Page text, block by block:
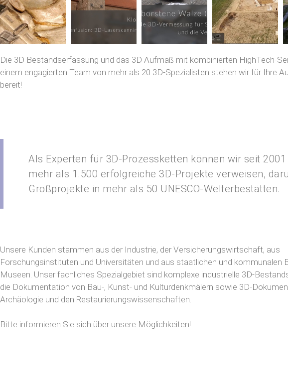
Die 3D Bestandserfassung und das 3D Aufmaß mit kombinierten HighTech-
einem engagierten Team von mehr als 20 3D-Spezialisten stehen wir für Ihre
bereit!
Als Experten für 3D-Prozessketten können wir seit
mehr als 1.500 erfolgreiche 3D-Projekte verweisen,
Großprojekte in mehr als 50 UNESCO-Welterbestätten.
Unsere Kunden stammen aus der Industrie, der Versicherungswirtschaft, aus
Forschungsinstituten und Universitäten und aus staatlichen und kommunalen
Museen. Unser fachliches Spezialgebiet sind komplexe industrielle 3D-
die Dokumentation von Bau-, Kunst- und Kulturdenkmälern sowie 3D-
Archäologie und den Restaurierungswissenschaften.
Bitte informieren Sie sich über unsere Möglichkeiten!